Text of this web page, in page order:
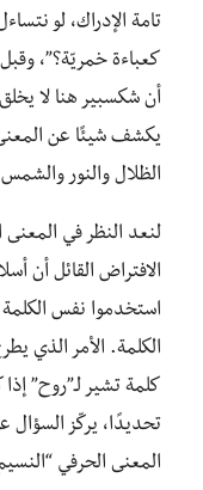
تامة الإدراك، لو
كعباءة خمريّة؟”،
أن شكسبير هنا لا
يكشف شيئًا عن
الظلال والنور
لنعد النظر في المعنى
الافتراض القائل أن
استخدموا نفس الكلمة
الكلمة. الأمر الذي
كلمة تشير لـ”روح”
تحديدًا، يركّز
المعنى الحرفي